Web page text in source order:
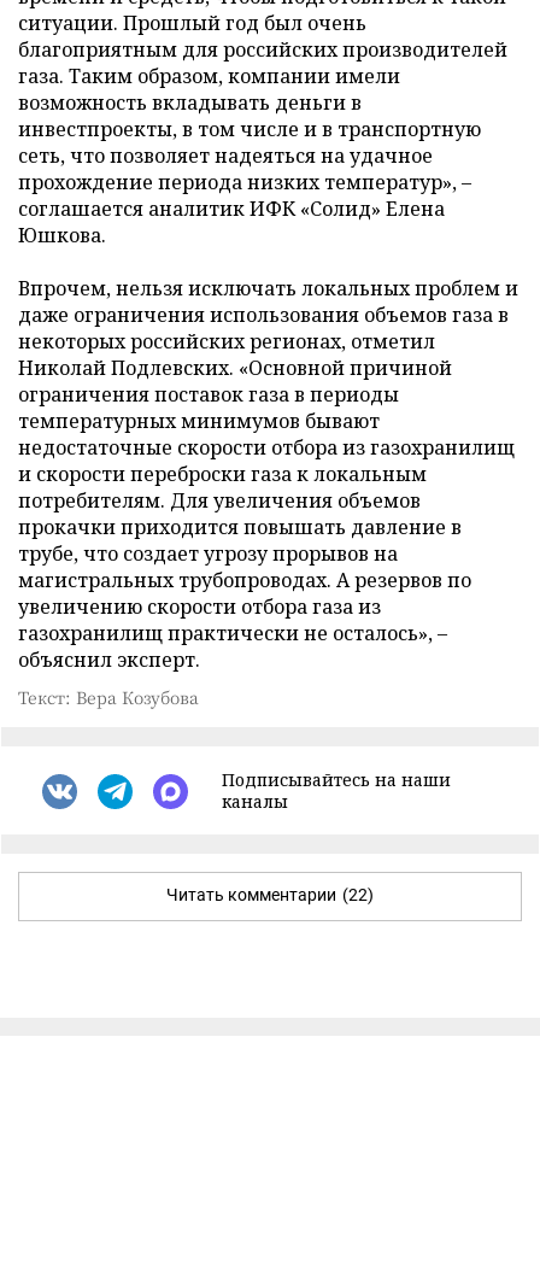
ситуации. Прошлый год был очень
благоприятным для российских производителей
газа. Таким образом, компании имели
возможность вкладывать деньги в
инвестпроекты, в том числе и в транспортную
сеть, что позволяет надеяться на удачное
прохождение периода низких температур», –
соглашается аналитик ИФК «Солид» Елена
Юшкова.
Впрочем, нельзя исключать локальных проблем и
даже ограничения использования объемов газа в
некоторых российских регионах, отметил
Николай Подлевских. «Основной причиной
ограничения поставок газа в периоды
температурных минимумов бывают
недостаточные скорости отбора из газохранилищ
и скорости переброски газа к локальным
потребителям. Для увеличения объемов
прокачки приходится повышать давление в
трубе, что создает угрозу прорывов на
магистральных трубопроводах. А резервов по
увеличению скорости отбора газа из
газохранилищ практически не осталось», –
объяснил эксперт.
Текст: Вера Козубова
Подписывайтесь на наши
каналы
Читать комментарии (22)